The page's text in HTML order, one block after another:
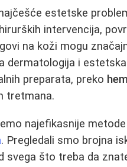
estetske
intervencija,
na koži mogu
dermatologija i
preparata, preko
tretmana.
najefikasnije
. Pregledali smo brojna
svega što treba da